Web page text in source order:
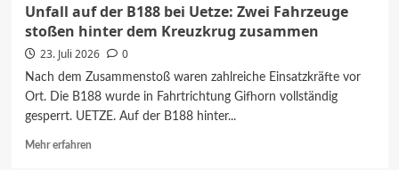
Unfall auf der B188 bei Uetze: Zwei Fahrzeuge
stoßen hinter dem Kreuzkrug zusammen
23. Juli 2026 0
Nach dem Zusammenstoß waren zahlreiche Einsatzkräfte vor
Ort. Die B188 wurde in Fahrtrichtung Gifhorn vollständig
gesperrt. UETZE. Auf der B188 hinter...
Mehr erfahrenMehr